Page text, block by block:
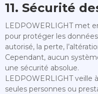
11. Sécurité
LEDPOWERLIGHT met
pour protéger les
autorisé, la perte,
Cependant, aucun
une sécurité absolue.
LEDPOWERLIGHT veille
seules personnes ou